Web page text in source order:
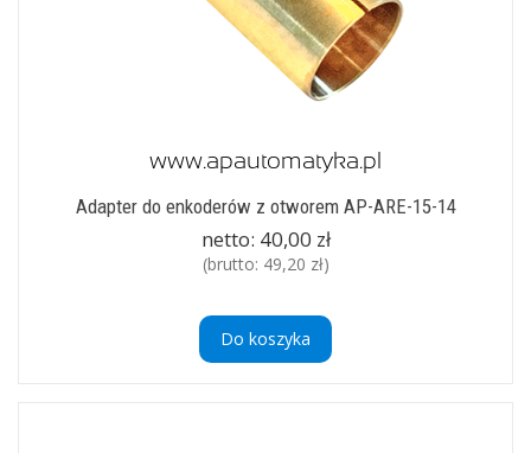
Adapter do enkoderów z otworem AP-ARE-15-14
netto: 40,00 zł
(brutto: 49,20 zł)
Do koszyka